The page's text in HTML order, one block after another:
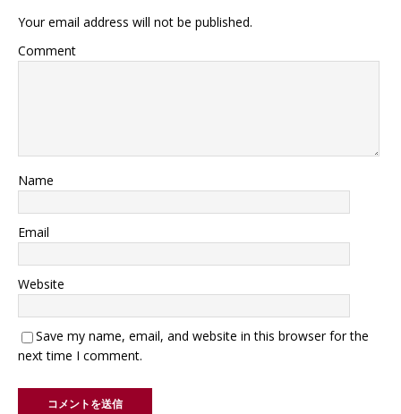
Your email address will not be published.
Comment
Name
Email
Website
Save my name, email, and website in this browser for the
next time I comment.